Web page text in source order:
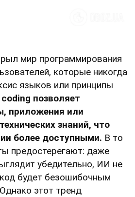
мир программирования
которые никогда
языков или принципы
позволяет
приложения или
знаний, что
более доступными. В то
предостерегают: даже
убедительно, ИИ не
код будет безошибочным
этот тренд